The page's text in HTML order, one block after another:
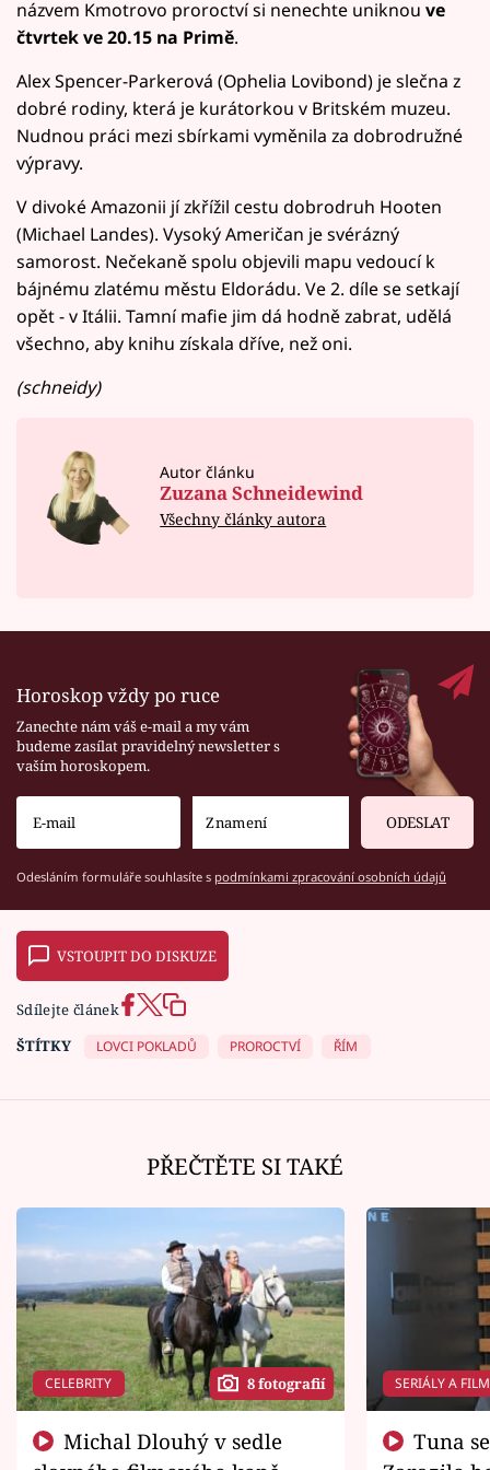
názvem Kmotrovo proroctví si nenechte uniknou ve
čtvrtek ve 20.15 na Primě.
Alex Spencer-Parkerová (Ophelia Lovibond) je slečna z
dobré rodiny, která je kurátorkou v Britském muzeu.
Nudnou práci mezi sbírkami vyměnila za dobrodružné
výpravy.
V divoké Amazonii jí zkřížil cestu dobrodruh Hooten
(Michael Landes). Vysoký Američan je svérázný
samorost. Nečekaně spolu objevili mapu vedoucí k
bájnému zlatému městu Eldorádu. Ve 2. díle se setkají
opět - v Itálii. Tamní mafie jim dá hodně zabrat, udělá
všechno, aby knihu získala dříve, než oni.
(schneidy)
Autor článku
Zuzana Schneidewind
Všechny články autora
Horoskop vždy po ruce
Zanechte nám váš e-mail a my vám
budeme zasílat pravidelný newsletter s
vaším horoskopem.
ODESLAT
Odesláním formuláře souhlasíte s podmínkami zpracování osobních údajů
VSTOUPIT DO DISKUZE
Sdílejte článek
ŠTÍTKY
LOVCI POKLADŮ PROROCTVÍ ŘÍM
PŘEČTĚTE SI TAKÉ
CELEBRITY 8 fotografií SERIÁLY A